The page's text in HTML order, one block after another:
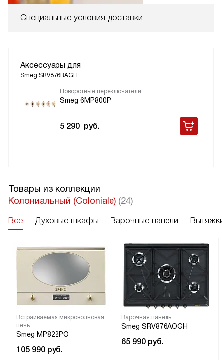
Специальные условия доставки
Аксессуары для
Smeg SRV876RAGH
Поворотные переключатели
Smeg 6MP800P
5 290 руб.
Товары из коллекции
Колониальный (Coloniale) (24)
Все Духовые шкафы Варочные панели
Встраиваемая микроволновая
печь
Smeg MP822PO
105 990 руб.
Варочная панель
Smeg SRV876AOGH
65 990 руб.